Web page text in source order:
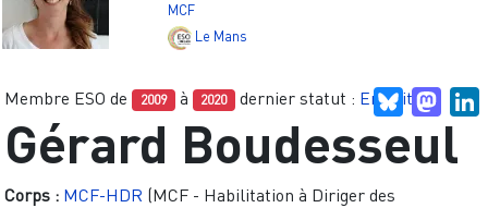
MCF
Le Mans
Bluesky
Membre ESO de 2009 à 2020 dernier statut : Emeritat
Gérard Boudesseul
Corps : MCF-HDR (MCF - Habilitation à Diriger des